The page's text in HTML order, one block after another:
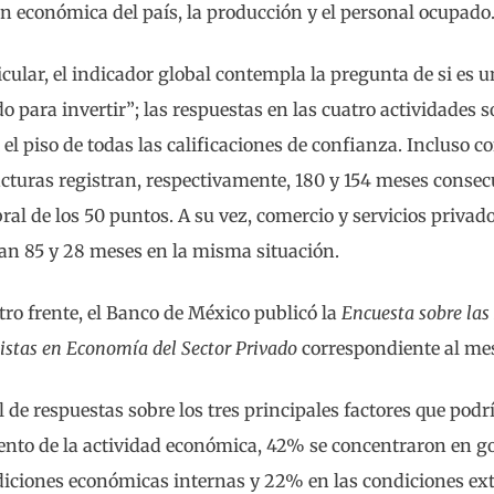
económica del país, la producción y el personal ocupado.
el indicador global contempla la pregunta de si es
para invertir”; las respuestas en las cuatro actividades
piso de todas las calificaciones de confianza. Incluso
registran, respectivamente, 180 y 154 meses
de los 50 puntos. A su vez, comercio y servicios
85 y 28 meses en la misma situación.
frente, el Banco de México publicó laEncuesta sobre
en Economía del Sector Privado correspondiente al
de respuestas sobre los tres principales factores que
de la actividad económica, 42% se concentraron en
económicas internas y 22% en las condiciones